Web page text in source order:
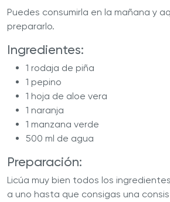
Puedes consumirla en la mañana y
prepararlo.
Ingredientes:
1 rodaja de piña
1 pepino
1 hoja de aloe vera
1 naranja
1 manzana verde
500 ml de agua
Preparación:
Licúa muy bien todos los
a uno hasta que consigas una